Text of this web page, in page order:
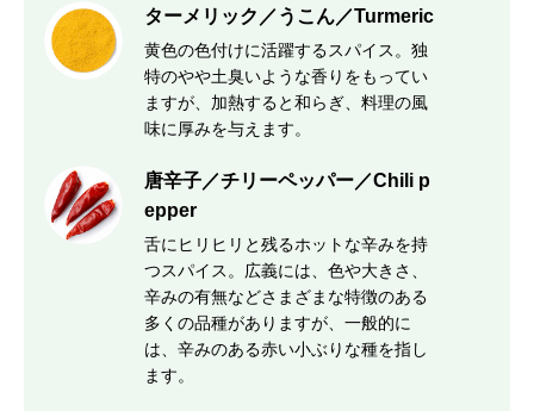
ターメリック／うこん／Turmeric
黄色の色付けに活躍するスパイス。独
特のやや土臭いような香りをもってい
ますが、加熱すると和らぎ、料理の風
味に厚みを与えます。
唐辛子／チリーペッパー／Chili p
epper
舌にヒリヒリと残るホットな辛みを持
つスパイス。広義には、色や大きさ、
辛みの有無などさまざまな特徴のある
多くの品種がありますが、一般的に
は、辛みのある赤い小ぶりな種を指し
ます。